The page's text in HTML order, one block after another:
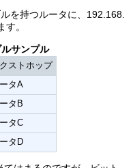
を持つルータに、192.168.
。
サンプル
ストホップ
タA
タB
タC
タD